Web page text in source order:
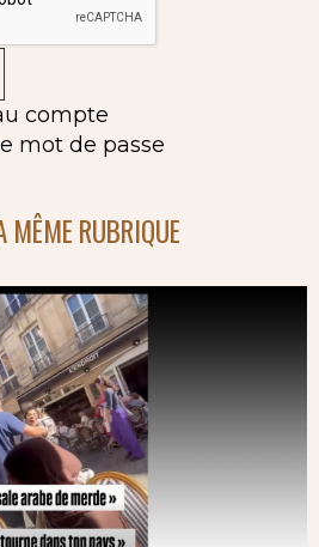
compte
mot de passe
MÊME RUBRIQUE